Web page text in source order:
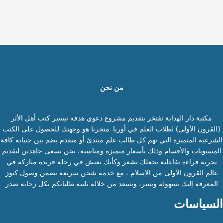
من نحن
مكتبة دار الهداية تفتخر بتقديم مشروع دعوي هدفه تيسير كتب أهل الأثر
(القرون الأولى) لطلاب العلم في أوربا. متجرنا هو وجهتك للحصول على الكتب
الشرعية المتميزة التي تهم كل طالب علم مبتدئ أو متقدم يضم بين جنباته كافة
المستويات والأقسام وذلك بأسعار متميزة ومناسبة، نحن نسعى جاهدين لتقديم
تجربة قراءة تفاعلية تجعلك تشعر وكأنك تعيش في رحلة فريدة مباركة في
عالم القرون الأولى من الإسلام ، مع خدمة شحن سريعة تضمن وصول كنوز
المعرفة إليك بسهولة ويسر، ونسعد من خلاله تلبية طلباتكم بكل رحابة صدر
السياسات